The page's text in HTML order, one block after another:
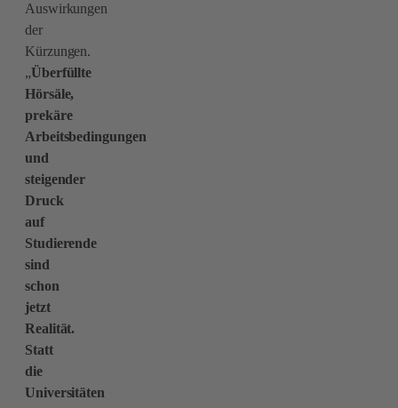
Auswirkungen
der
Kürzungen.
„Überfüllte
Hörsäle,
prekäre
Arbeitsbedingungen
und
steigender
Druck
auf
Studierende
sind
schon
jetzt
Realität.
Statt
die
Universitäten